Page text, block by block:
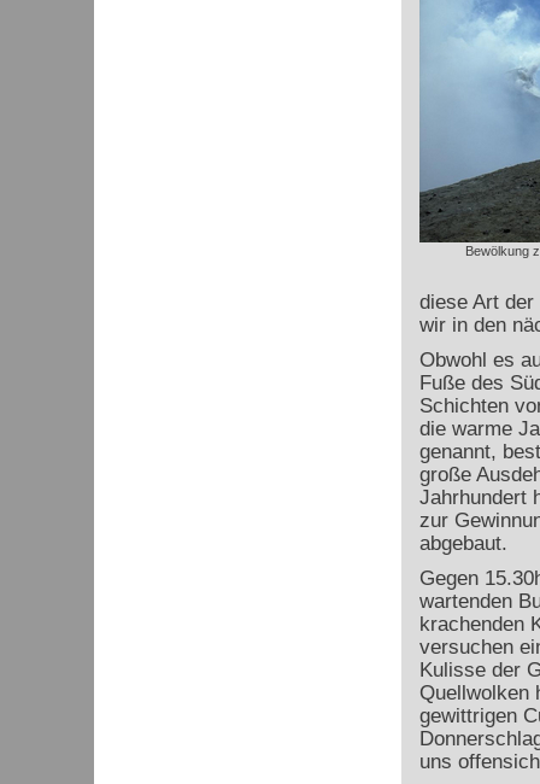
Bewölkung
diese Art der
wir in den
Obwohl es
Fuße des
Schichten
die warme
genannt,
große
Jahrhundert
zur
abgebaut.
Gegen
wartenden
krachenden
versuchen
Kulisse der
Quellwolken
gewittrigen
uns